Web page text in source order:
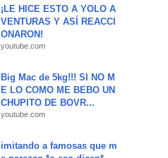
¡LE HICE ESTO A YOLO A
VENTURAS Y ASÍ REACCI
ONARON!
youtube.com
Big Mac de 5kg!!! SI NO M
E LO COMO ME BEBO UN
CHUPITO DE BOVR...
youtube.com
imitando a famosas que m